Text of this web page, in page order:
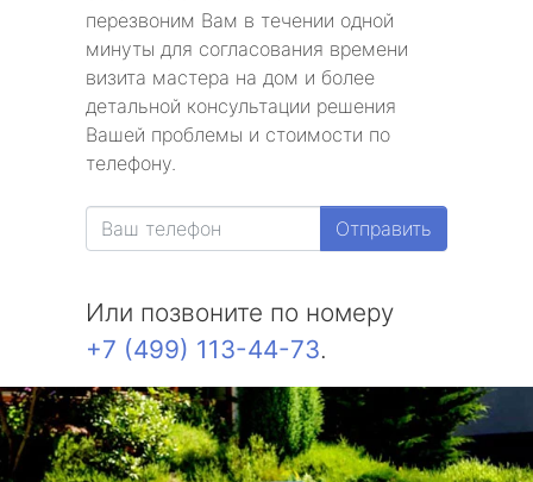
перезвоним Вам в течении одной
минуты для согласования времени
визита мастера на дом и более
детальной консультации решения
Вашей проблемы и стоимости по
телефону.
Отправить
Или позвоните по номеру
+7 (499) 113-44-73.